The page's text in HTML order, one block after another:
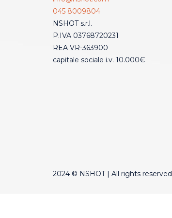
045 8009804
NSHOT s.r.l.
P.IVA 03768720231
REA VR-363900
capitale sociale i.v. 10.000€
2024 © NSHOT | All rights reserved